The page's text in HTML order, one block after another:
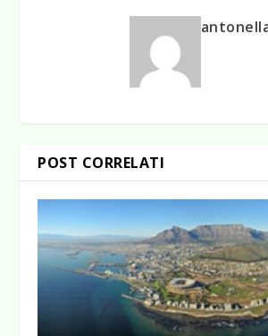
POST CORRELATI